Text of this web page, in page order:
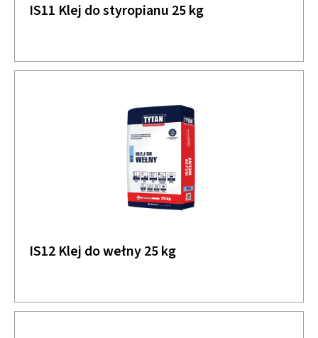
IS11 Klej do styropianu 25 kg
IS12 Klej do wełny 25 kg